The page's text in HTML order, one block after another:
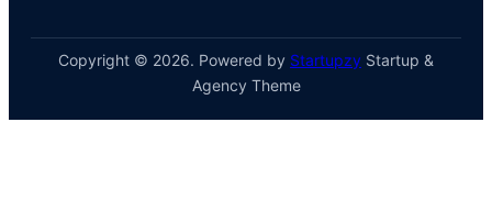
Copyright © 2026. Powered by Startupzy Startup &
Agency Theme